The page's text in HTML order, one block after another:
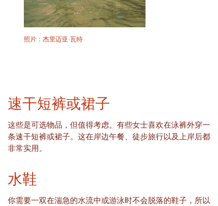
照片：杰里迈亚·瓦特
速干短裤或裙子
这些是可选物品，但值得考虑。有些女士喜欢在泳裤外穿一
条速干短裤或裙子。这在岸边午餐、徒步旅行以及上岸后都
非常实用。
水鞋
你需要一双在湍急的水流中或游泳时不会脱落的鞋子，所以